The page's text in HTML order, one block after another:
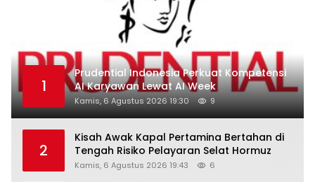
1
Prudential Indonesia Perkuat Kompetensi
AI Karyawan Lewat AI Week
Kamis, 6 Agustus 2026 19:30 9
2
Kisah Awak Kapal Pertamina Bertahan di
Tengah Risiko Pelayaran Selat Hormuz
Kamis, 6 Agustus 2026 19:43 6